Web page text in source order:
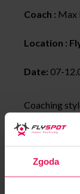
Zgoda
Coach : Max
Location :
Date: 07-
Coaching
Max has
years. He